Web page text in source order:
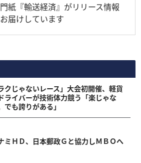
紙『輸送経済』がリリース情報
届けしています
ラクじゃないレース」大会初開催、軽貨
ライバーが技術体力競う「楽じゃな
でも誇りがある」
ミＨＤ、日本郵政Ｇと協力しＭＢＯへ